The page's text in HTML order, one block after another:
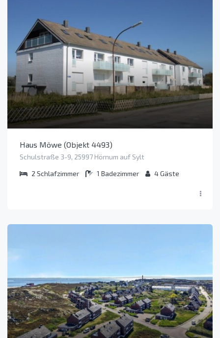
Haus Möwe (Objekt 4493)
Schulstraße 3-9, 25997 Hörnum auf Sylt
2 Schlafzimmer 1 Badezimmer 4Gäste